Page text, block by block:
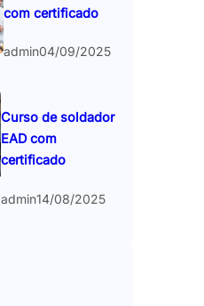
com certificado
admin04/09/2025
Curso de soldador
EAD com
certificado
admin14/08/2025